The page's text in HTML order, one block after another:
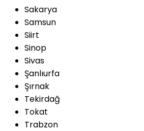
Sakarya
Samsun
Siirt
Sinop
Sivas
Şanlıurfa
Şırnak
Tekirdağ
Tokat
Trabzon